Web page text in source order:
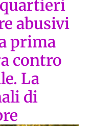
abusivi
prima
contro
La
di